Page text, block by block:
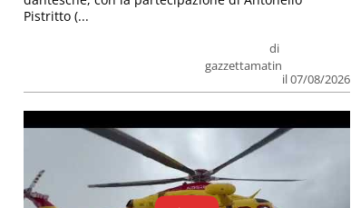
di
gazzettamatin
il 07/08/2026
Pistritto (...